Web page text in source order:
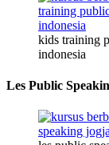
kids training
indonesia
Les Public